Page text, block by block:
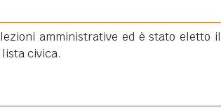
amministrative ed è stato eletto il
civica.